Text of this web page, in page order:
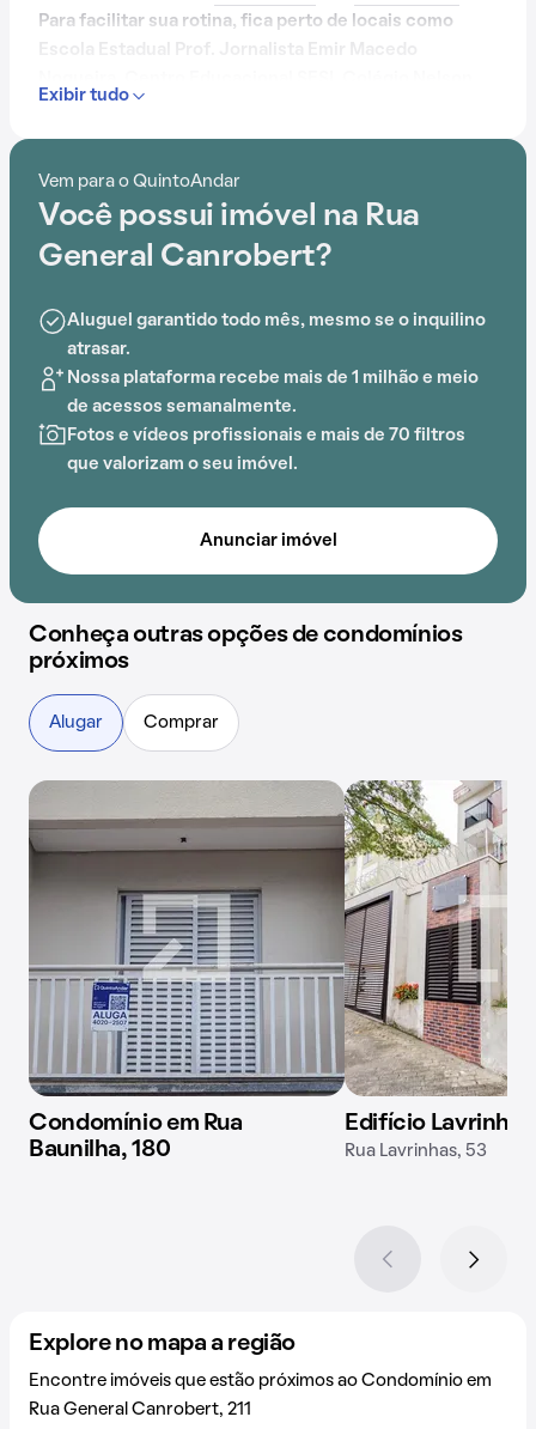
Para facilitar sua rotina, fica perto de locais como
Martins, Escola Estadual Papa João XXIII e Escola
Exibir tudo
Vem para o QuintoAndar
Você possui imóvel na Rua
General Canrobert?
Aluguel garantido todo mês, mesmo se o inquilino
atrasar.
Nossa plataforma recebe mais de 1 milhão e meio
de acessos semanalmente.
Fotos e vídeos profissionais e mais de 70 filtros
que valorizam o seu imóvel.
Anunciar imóvel
Conheça outras opções de condomínios
próximos
Alugar Comprar
Condomínio em Rua
Baunilha, 180
Edifício Lavrinhas
Rua Lavrinhas, 53
Explore no mapa a região
Encontre imóveis que estão próximos ao Condomínio em
Rua General Canrobert, 211